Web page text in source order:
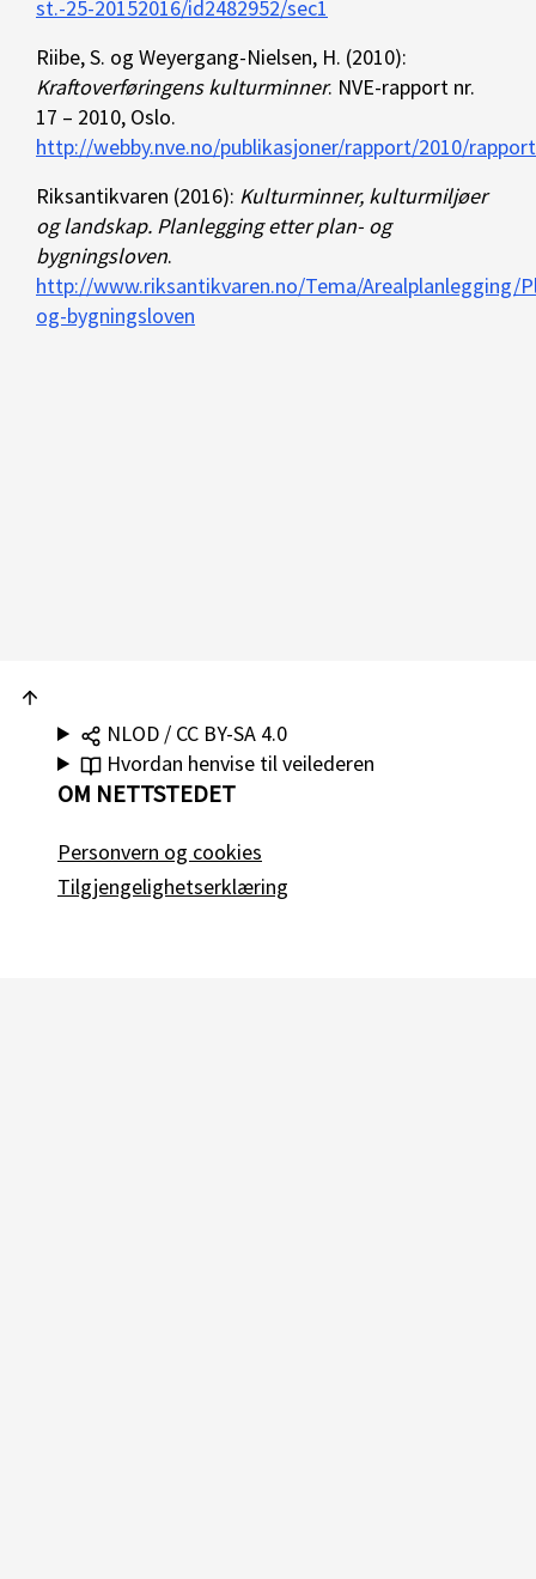
st.-25-20152016/id2482952/sec1
Riibe, S. og Weyergang-Nielsen, H. (2010):
Kraftoverføringens kulturminner. NVE-rapport nr.
17 – 2010, Oslo.
http://webby.nve.no/publikasjoner/rapport/2010/
Riksantikvaren (2016): Kulturminner, kulturmiljøer
og landskap. Planlegging etter plan- og
bygningsloven.
http://www.riksantikvaren.no/Tema/Arealplanlegging/
og-bygningsloven
NLOD / CC BY-SA 4.0
Hvordan henvise til veilederen
OM NETTSTEDET
Personvern og cookies
Tilgjengelighetserklæring